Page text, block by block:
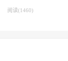
阅读(1460)